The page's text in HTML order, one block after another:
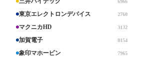
東京エレクトロンデバイス 2760
マクニカHD 3132
加賀電子 8154
象印マホービン 7965